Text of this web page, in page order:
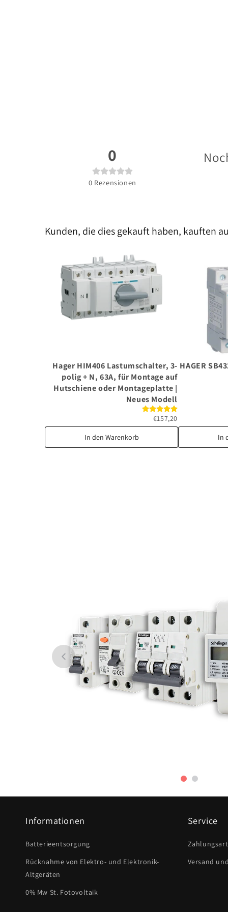
0
0 Rezensionen
Kunden, die dies gekauft haben, kauften
Hager HIM406 Lastumschalter, 3-
polig + N, 63A, für Montage auf
Hutschiene oder Montageplatte |
Neues Modell
€157,20
In den Warenkorb
HAGER
In
Informationen
Batterieentsorgung
Rücknahme von Elektro- und Elektronik-
Altgeräten
0% Mw St. Fotovoltaik
Service
Versand